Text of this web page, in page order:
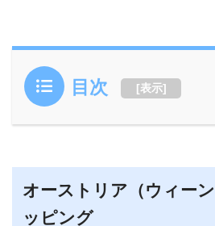
目次 [表示]
オーストリア（ウィー
ッピング